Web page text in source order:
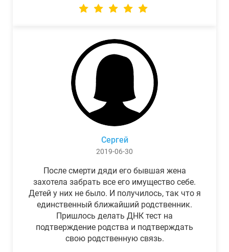
Сергей
2019-06-30
После смерти дяди его бывшая жена
захотела забрать все его имущество себе.
Детей у них не было. И получилось, так что я
единственный ближайший родственник.
Пришлось делать ДНК тест на
подтверждение родства и подтверждать
свою родственную связь.